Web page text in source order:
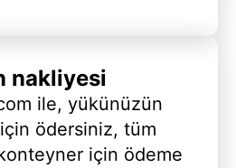
nakliyesi
ile, yükünüzün
için ödersiniz, tüm
için ödeme